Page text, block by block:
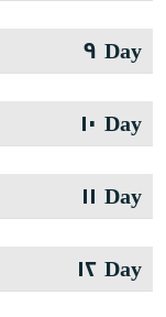
Day ٩
Day ١٠
Day ١١
Day ١٢